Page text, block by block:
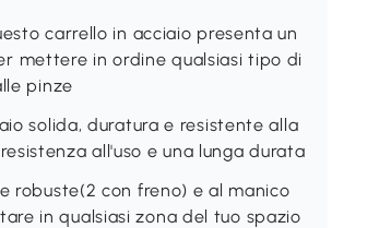
carrello in acciaio presenta un
mettere in ordine qualsiasi tipo di
pinze
solida, duratura e resistente alla
all'uso e una lunga durata
robuste(2 con freno) e al manico
in qualsiasi zona del tuo spazio